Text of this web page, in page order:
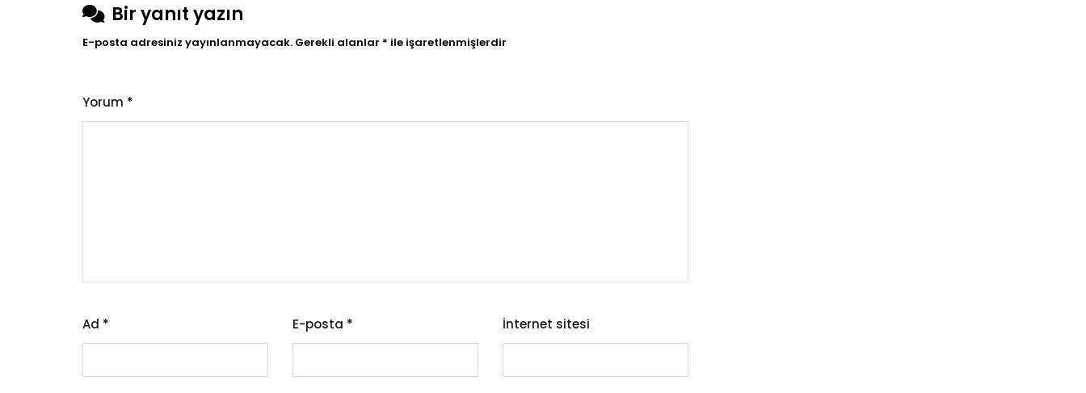
Bir yanıt yazın
E-posta adresiniz yayınlanmayacak. Gerekli alanlar * ile işaretlenmişlerdir
Yorum *
Ad * E-posta * İnternet sitesi